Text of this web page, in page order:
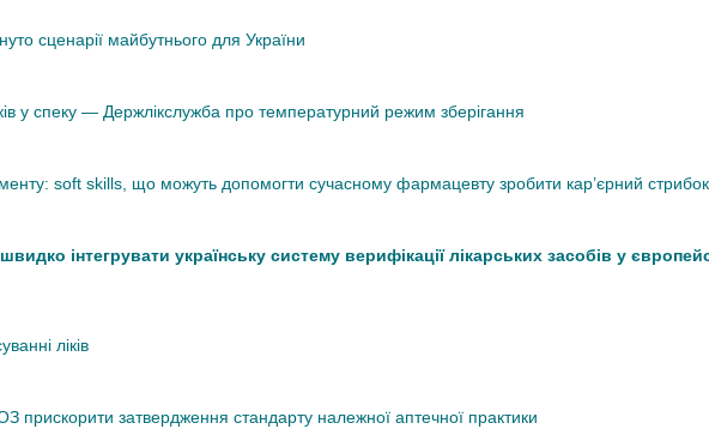
сценарії майбутнього для України
у спеку — Держлікслужба про температурний режим зберігання
soft skills, що можуть допомогти сучасному фармацевту зробити кар’єрний стрибок
інтегрувати українську систему верифікації лікарських засобів у
ліків
затвердження стандарту належної аптечної практики